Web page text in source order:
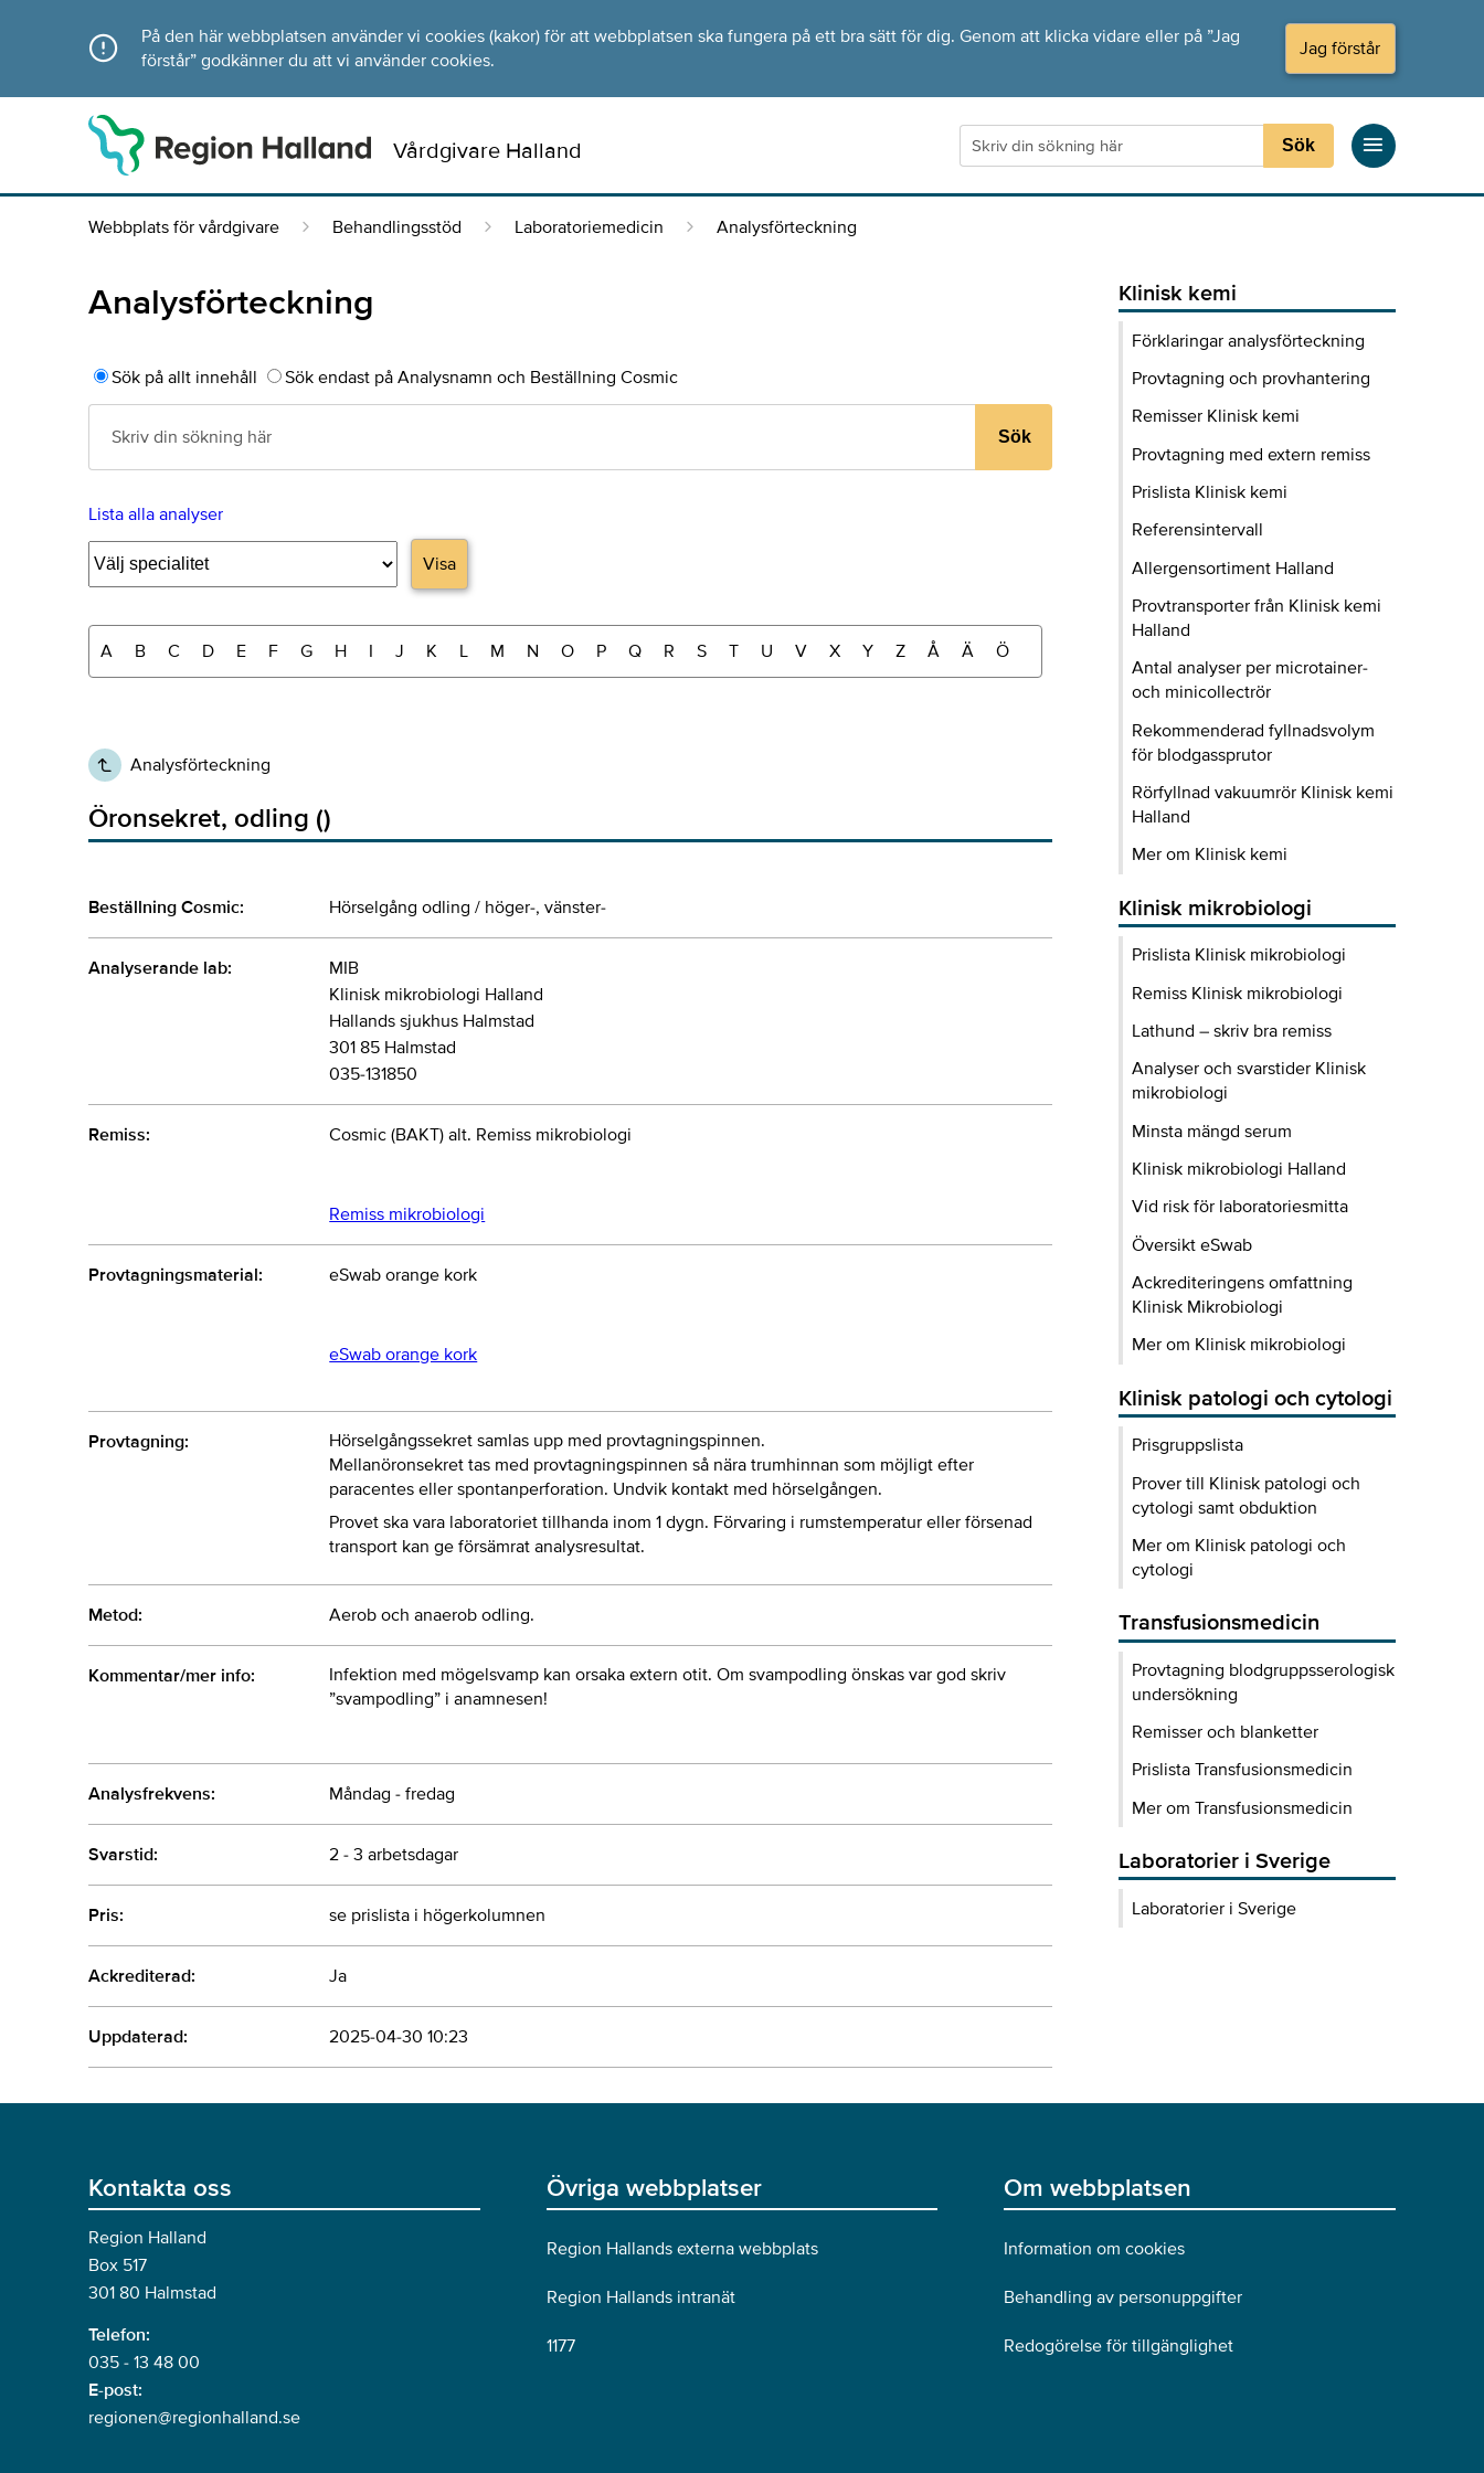
På den här webbplatsen använder vi cookies (kakor) för att webbplatsen ska fungera på ett bra sätt för dig. Genom att klicka vidare eller på ”Jag
förstår” godkänner du att vi använder cookies.
Jag förstår
Vårdgivare Halland Sök
Webbplats för vårdgivare Behandlingsstöd Laboratoriemedicin Analysförteckning
Analysförteckning
Sök på allt innehåll Sök endast på Analysnamn och Beställning Cosmic
Sök
Lista alla analyser
Visa
A B C D E F G H I J K L M N O P Q R S T U V X Y Z Å Ä Ö
Analysförteckning
Öronsekret, odling ()
Beställning Cosmic: Hörselgång odling / höger-, vänster-
Analyserande lab:
MIB
Klinisk mikrobiologi Halland
Hallands sjukhus Halmstad
301 85 Halmstad
035-131850
Remiss: Cosmic (BAKT) alt. Remiss mikrobiologi
Remiss mikrobiologi
Provtagningsmaterial: eSwab orange kork
eSwab orange kork
Provtagning:
Hörselgångssekret samlas upp med provtagningspinnen.
Mellanöronsekret tas med provtagningspinnen så nära trumhinnan som möjligt efter
paracentes eller spontanperforation. Undvik kontakt med hörselgången.
Provet ska vara laboratoriet tillhanda inom 1 dygn. Förvaring i rumstemperatur eller försenad
transport kan ge försämrat analysresultat.
Metod: Aerob och anaerob odling.
Kommentar/mer info:
Infektion med mögelsvamp kan orsaka extern otit. Om svampodling önskas var god skriv
”svampodling” i anamnesen!
Analysfrekvens: Måndag - fredag
Svarstid: 2 - 3 arbetsdagar
Pris: se prislista i högerkolumnen
Ackrediterad: Ja
Uppdaterad: 2025-04-30 10:23
Klinisk kemi
Förklaringar analysförteckning
Provtagning och provhantering
Remisser Klinisk kemi
Provtagning med extern remiss
Prislista Klinisk kemi
Referensintervall
Allergensortiment Halland
Provtransporter från Klinisk kemi
Halland
Antal analyser per microtainer-
och minicollectrör
Rekommenderad fyllnadsvolym
för blodgassprutor
Rörfyllnad vakuumrör Klinisk kemi
Halland
Mer om Klinisk kemi
Klinisk mikrobiologi
Prislista Klinisk mikrobiologi
Remiss Klinisk mikrobiologi
Lathund – skriv bra remiss
Analyser och svarstider Klinisk
mikrobiologi
Minsta mängd serum
Klinisk mikrobiologi Halland
Vid risk för laboratoriesmitta
Översikt eSwab
Ackrediteringens omfattning
Klinisk Mikrobiologi
Mer om Klinisk mikrobiologi
Klinisk patologi och cytologi
Prisgruppslista
Prover till Klinisk patologi och
cytologi samt obduktion
Mer om Klinisk patologi och
cytologi
Transfusionsmedicin
Provtagning blodgruppsserologisk
undersökning
Remisser och blanketter
Prislista Transfusionsmedicin
Mer om Transfusionsmedicin
Laboratorier i Sverige
Laboratorier i Sverige
Kontakta oss
Region Halland
Box 517
301 80 Halmstad
Telefon:
035 - 13 48 00
E-post:
regionen@regionhalland.se
Övriga webbplatser
Region Hallands externa webbplats
Region Hallands intranät
1177
Om webbplatsen
Information om cookies
Behandling av personuppgifter
Redogörelse för tillgänglighet